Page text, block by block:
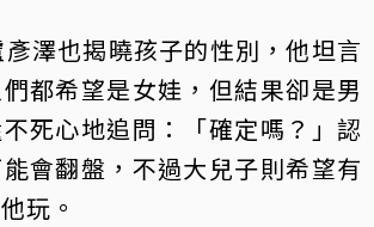
澤也揭曉孩子的性別，他坦言
都希望是女娃，但結果卻是男
死心地追問：「確定嗎？」認
會翻盤，不過大兒子則希望有
玩。